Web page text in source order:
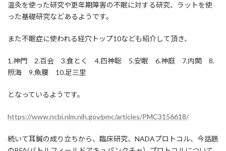
温灸を使った研究や更年期障害の不眠に対する研究、ラットを使
った基礎研究などあるようです。
また不眠症に使われる経穴トップ10なども紹介して頂き、
1.神門 2.百会 3.食とく 4.四神聡 5.安眠 6.神庭 7.内関 8.
照海 9.魚腰 10.足三里
となっているようです。
https://www.ncbi.nlm.nih.gov/pmc/articles/PMC3156618/
続いて耳鍼の成り立ちから、臨床研究、NADAプロトコル、今話題